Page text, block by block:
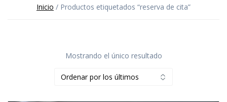
Inicio / Productos etiquetados “reserva de cita”
Mostrando el único resultado